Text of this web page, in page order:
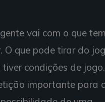
gente vai com o que
O que pode tirar do
tiver condições de jogo.
importante para